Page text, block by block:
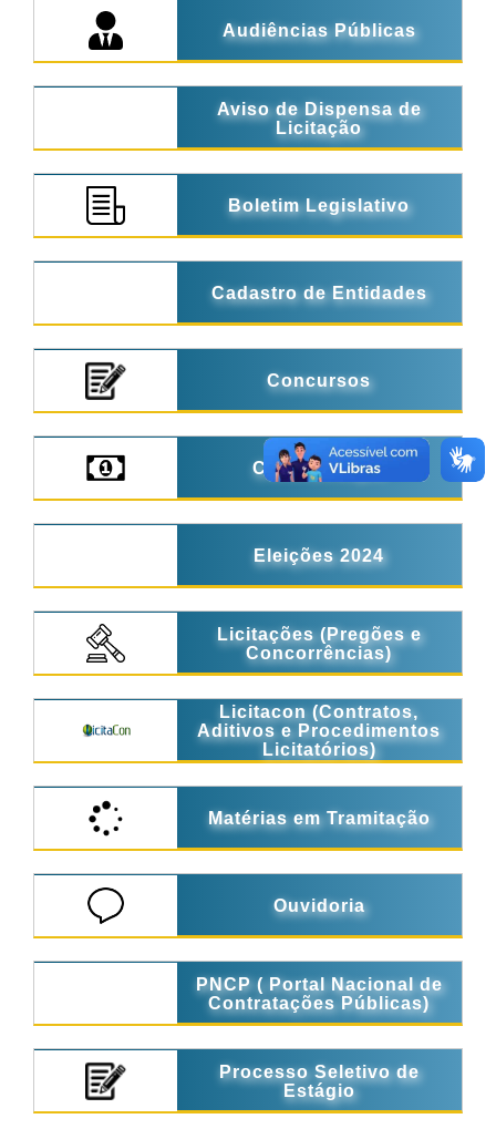
Audiências Públicas
Aviso de Dispensa de
Licitação
Boletim Legislativo
Cadastro de Entidades
Concursos
Contracheque
Eleições 2024
Licitações (Pregões e
Concorrências)
Licitacon (Contratos,
Aditivos e Procedimentos
Licitatórios)
Matérias em Tramitação
Ouvidoria
PNCP ( Portal Nacional de
Contratações Públicas)
Processo Seletivo de
Estágio